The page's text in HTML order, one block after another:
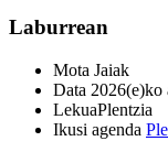
Laburrean
Mota Jaiak
Data 2026(e)ko
LekuaPlentzia
Ikusi agenda